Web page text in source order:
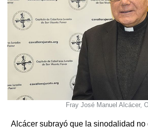
Fray José Manuel Alcácer,
Alcácer subrayó que la sinodalidad no